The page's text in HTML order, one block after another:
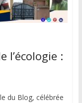
l’écologie :
du Blog, célébrée